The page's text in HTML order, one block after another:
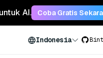
AI. Coba Gratis
Indonesia